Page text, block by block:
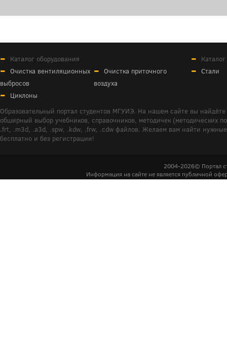
Каталог оборудования
Очистка вентиляционных
выбросов
Очистка приточного
воздуха
Циклоны
Стали
Образовательный портал студентов МГУИЭ. На нашем сайте вы
обширный выбор учебников, справочников, методичек (методических
.frt, .m3d, .a3d, .spw, .kdw, .frw, .cdw файлов. Желаем вам найти
бесплатно и без регистрации!
2004-2026© Портал
Информация на сайте не является публичной